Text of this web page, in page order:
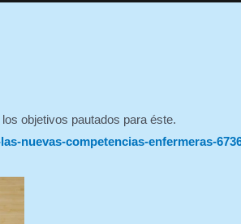
objetivos pautados para éste.
nuevas-competencias-enfermeras-